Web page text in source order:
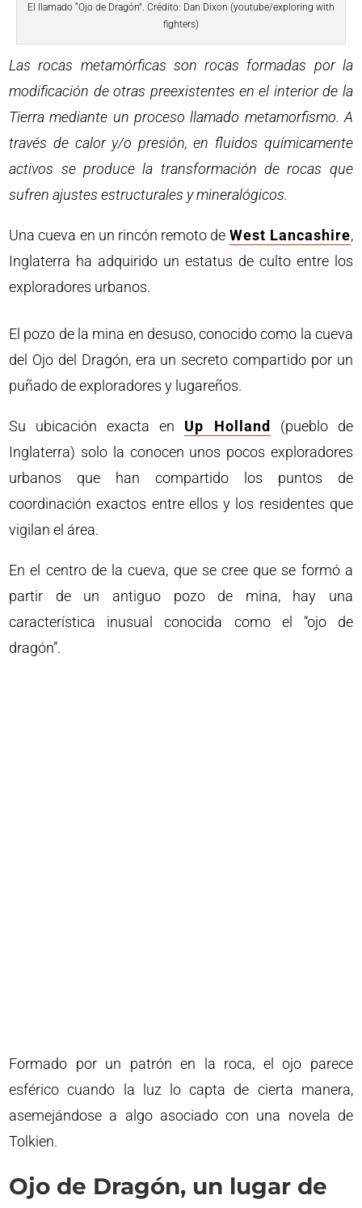
El llamado “Ojo de Dragón”. Crédito: Dan Dixon (youtube/exploring with
fighters)
Las rocas metamórficas son rocas formadas por la
modificación de otras preexistentes en el interior de la
Tierra mediante un proceso llamado metamorfismo. A
través de calor y/o presión, en fluidos químicamente
activos se produce la transformación de rocas que
sufren ajustes estructurales y mineralógicos.
Una cueva en un rincón remoto de West Lancashire,
Inglaterra ha adquirido un estatus de culto entre los
exploradores urbanos.
El pozo de la mina en desuso, conocido como la cueva
del Ojo del Dragón, era un secreto compartido por un
puñado de exploradores y lugareños.
Su ubicación exacta en Up Holland (pueblo de
Inglaterra) solo la conocen unos pocos exploradores
urbanos que han compartido los puntos de
coordinación exactos entre ellos y los residentes que
vigilan el área.
En el centro de la cueva, que se cree que se formó a
partir de un antiguo pozo de mina, hay una
característica inusual conocida como el “ojo de
dragón”.
Formado por un patrón en la roca, el ojo parece
esférico cuando la luz lo capta de cierta manera,
asemejándose a algo asociado con una novela de
Tolkien.
Ojo de Dragón, un lugar de